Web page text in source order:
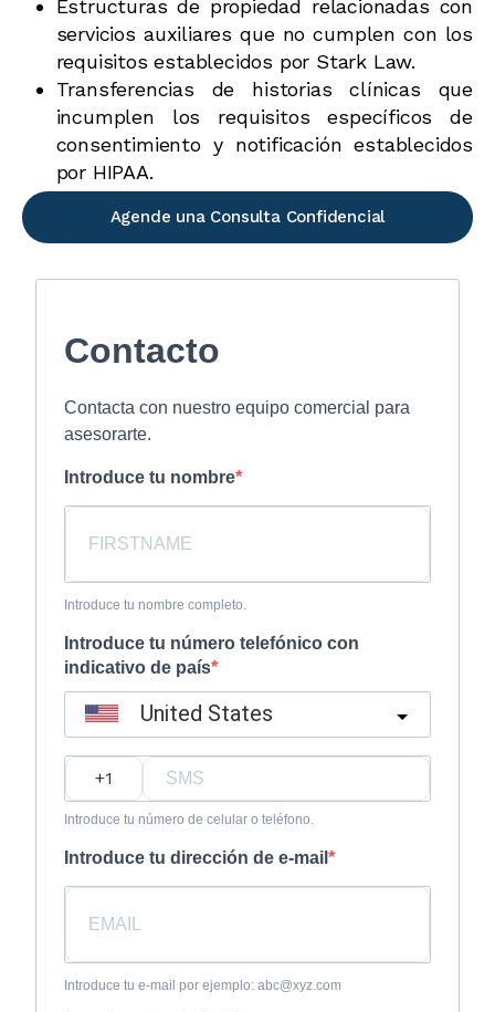
Estructuras de propiedad relacionadas con
servicios auxiliares que no cumplen con los
requisitos establecidos por Stark Law.
Transferencias de historias clínicas que
incumplen los requisitos específicos de
consentimiento y notificación establecidos
por HIPAA.
Agende una Consulta Confidencial
Contacto
Contacta con nuestro equipo comercial para
asesorarte.
Introduce tu nombre
Introduce tu nombre completo.
Introduce tu número telefónico con
indicativo de país
United States
Introduce tu número de celular o teléfono.
Introduce tu dirección de e-mail
Introduce tu e-mail por ejemplo: abc@xyz.com